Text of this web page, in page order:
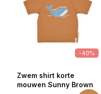
-40%
Zwem shirt korte
mouwen Sunny Brown